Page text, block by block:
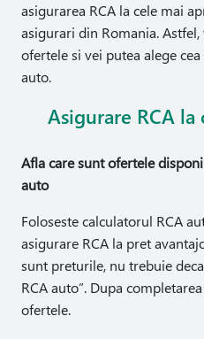
asigurarea RCA la cele mai
asigurari din Romania.
ofertele si vei putea alege
auto.
Asigurare RCA
Afla care sunt ofertele
auto
Foloseste calculatorul RCA
asigurare RCA la pret
sunt preturile, nu trebuie
RCA auto”. Dupa
ofertele.